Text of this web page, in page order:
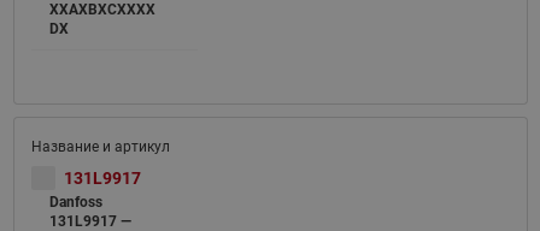
XXAXBXCXXXX
DX
131L9917
Danfoss
131L9917 —